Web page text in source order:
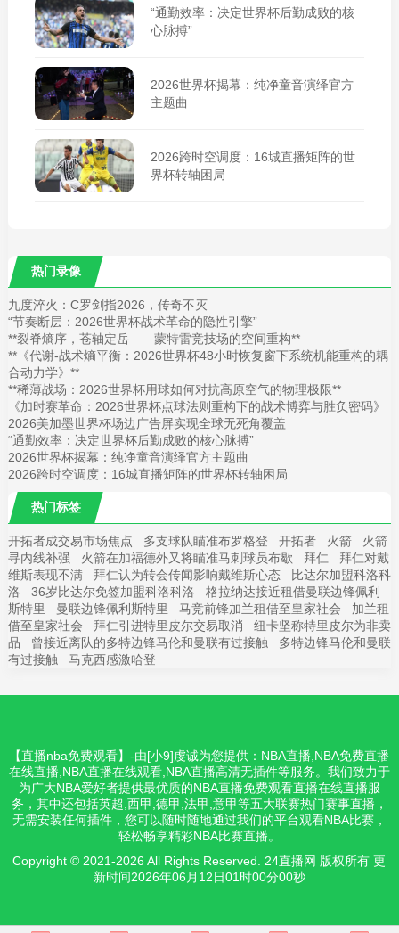
“通勤效率：决定世界杯后勤成败的核
心脉搏”
2026世界杯揭幕：纯净童音演绎官方
主题曲
2026跨时空调度：16城直播矩阵的世
界杯转轴困局
热门录像
九度淬火：C罗剑指2026，传奇不灭
“节奏断层：2026世界杯战术革命的隐性引擎”
**裂脊熵序，苍轴定岳——蒙特雷竞技场的空间重构**
**《代谢-战术熵平衡：2026世界杯48小时恢复窗下系统机能重构的耦
合动力学》**
**稀薄战场：2026世界杯用球如何对抗高原空气的物理极限**
《加时赛革命：2026世界杯点球法则重构下的战术博弈与胜负密码》
2026美加墨世界杯场边广告屏实现全球无死角覆盖
“通勤效率：决定世界杯后勤成败的核心脉搏”
2026世界杯揭幕：纯净童音演绎官方主题曲
2026跨时空调度：16城直播矩阵的世界杯转轴困局
热门标签
开拓者成交易市场焦点 多支球队瞄准布罗格登 开拓者 火箭
火箭
寻内线补强
火箭在加福德外又将瞄准马刺球员布歇 拜仁
拜仁对戴
维斯表现不满
拜仁认为转会传闻影响戴维斯心态
比达尔加盟科洛科
洛
36岁比达尔免签加盟科洛科洛
格拉纳达接近租借曼联边锋佩利
斯特里
曼联边锋佩利斯特里 马竞前锋加兰租借至皇家社会
加兰租
借至皇家社会
拜仁引进特里皮尔交易取消
纽卡坚称特里皮尔为非卖
品
曾接近离队的多特边锋马伦和曼联有过接触
多特边锋马伦和曼联
有过接触
马克西感激哈登
【直播nba免费观看】-由[小9]虔诚为您提供：NBA直播,NBA免费直播
在线直播,NBA直播在线观看,NBA直播高清无插件等服务。我们致力于
为广大NBA爱好者提供最优质的NBA直播免费观看直播在线直播服
务，其中还包括英超,西甲,德甲,法甲,意甲等五大联赛热门赛事直播，
无需安装任何插件，您可以随时随地通过我们的平台观看NBA比赛，
轻松畅享精彩NBA比赛直播。
Copyright © 2021-2026 All Rights Reserved. 24直播网 版权所有 更
新时间2026年06月12日01时00分00秒